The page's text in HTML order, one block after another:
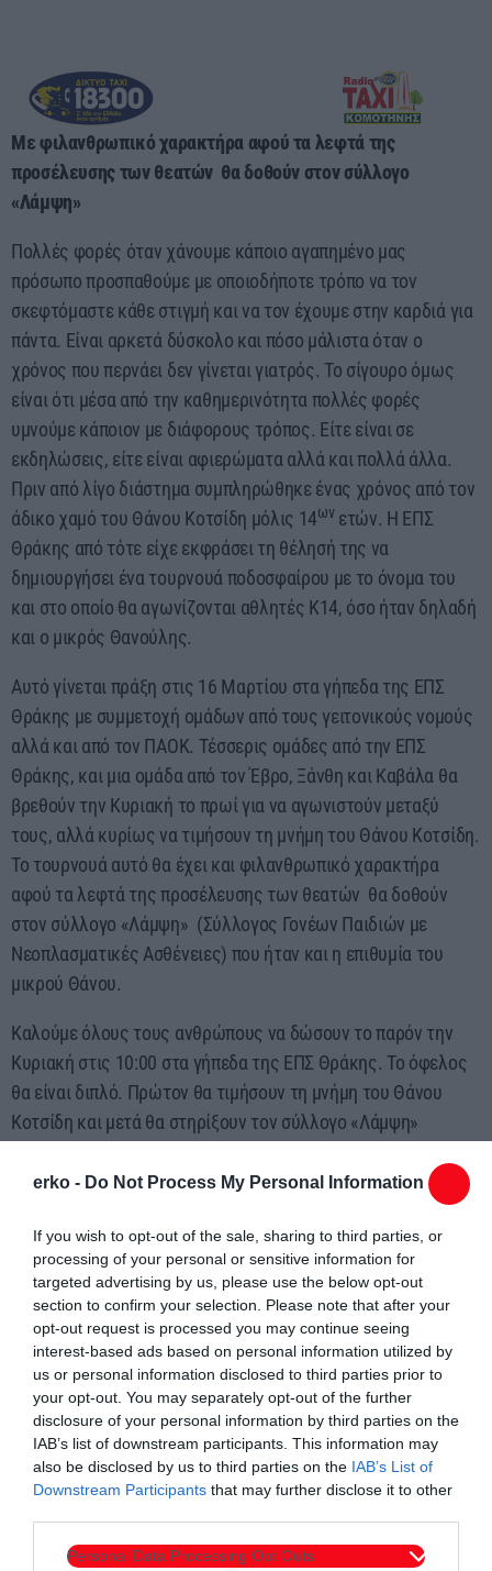
erko - Do Not Process My Personal Information
If you wish to opt-out of the sale, sharing to third parties, or
processing of your personal or sensitive information for
targeted advertising by us, please use the below opt-out
section to confirm your selection. Please note that after your
opt-out request is processed you may continue seeing
interest-based ads based on personal information utilized by
us or personal information disclosed to third parties prior to
your opt-out. You may separately opt-out of the further
disclosure of your personal information by third parties on the
IAB’s list of downstream participants. This information may
also be disclosed by us to third parties on the IAB’s List of
Downstream Participants that may further disclose it to other
Personal Data Processing Opt Outs
ΕΡΚΟ
23:55 - 00:00
Με φιλανθρωπικό χαρακτήρα αφού τα λεφτά της
προσέλευσης των θεατών θα δοθούν στον σύλλογο
«Λάμψη»
Πολλές φορές όταν χάνουμε κάποιο αγαπημένο μας
πρόσωπο προσπαθούμε με οποιοδήποτε τρόπο να τον
σκεφτόμαστε κάθε στιγμή και να τον έχουμε στην καρδιά για
πάντα. Είναι αρκετά δύσκολο και πόσο μάλιστα όταν ο
χρόνος που περνάει δεν γίνεται γιατρός. Το σίγουρο όμως
είναι ότι μέσα από την καθημερινότητα πολλές φορές
υμνούμε κάποιον με διάφορους τρόπος. Είτε είναι σε
εκδηλώσεις, είτε είναι αφιερώματα αλλά και πολλά άλλα.
Πριν από λίγο διάστημα συμπληρώθηκε ένας χρόνος από τον
άδικο χαμό του Θάνου Κοτσίδη μόλις 14ων ετών. Η ΕΠΣ
Θράκης από τότε είχε εκφράσει τη θέλησή της να
δημιουργήσει ένα τουρνουά ποδοσφαίρου με το όνομα του
και στο οποίο θα αγωνίζονται αθλητές Κ14, όσο ήταν δηλαδή
και ο μικρός Θανούλης.
Αυτό γίνεται πράξη στις 16 Μαρτίου στα γήπεδα της ΕΠΣ
Θράκης με συμμετοχή ομάδων από τους γειτονικούς νομούς
αλλά και από τον ΠΑΟΚ. Τέσσερις ομάδες από την ΕΠΣ
Θράκης, και μια ομάδα από τον Έβρο, Ξάνθη και Καβάλα θα
βρεθούν την Κυριακή το πρωί για να αγωνιστούν μεταξύ
τους, αλλά κυρίως να τιμήσουν τη μνήμη του Θάνου Κοτσίδη.
Το τουρνουά αυτό θα έχει και φιλανθρωπικό χαρακτήρα
αφού τα λεφτά της προσέλευσης των θεατών θα δοθούν
στον σύλλογο «Λάμψη» (Σύλλογος Γονέων Παιδιών με
Νεοπλασματικές Ασθένειες) που ήταν και η επιθυμία του
μικρού Θάνου.
Καλούμε όλους τους ανθρώπους να δώσουν το παρόν την
Κυριακή στις 10:00 στα γήπεδα της ΕΠΣ Θράκης. Το όφελος
θα είναι διπλό. Πρώτον θα τιμήσουν τη μνήμη του Θάνου
Κοτσίδη και μετά θα στηρίξουν τον σύλλογο «Λάμψη»
Τα εισιτήρια θα τα βρείτε σε διάφορα μέρη της Κομοτηνής:
Στο Βιβλιοπωλείο Βαφειάδης, στο Coupa Cafe στην πλατεία
Ειρήνης, στο φροντιστήριο Ισπανικής γλώσσας Δον Κιχώτης
Κουμπάρη Σταματίου 5-7 (πίσω από το ΚΤΕΛ), στα Γραφεία
της ΕΠΣ Θράκης καθώς και στο κυλικείο, στα γήπεδα της
ΕΠΣ πίσω από τον ραδιοφωνικό σταθμό.
Πηγή: xronos.gr